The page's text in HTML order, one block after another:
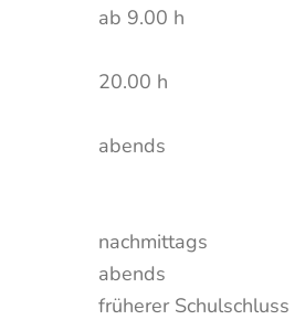
ab 9.00 h
20.00 h
abends
nachmittags
abends
früherer Schulschluss